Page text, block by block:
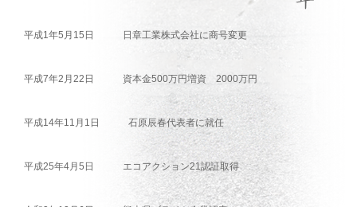
平成1年5月15日 日章工業株式会社に商号変更
平成7年2月22日 資本金500万円増資 2000万円
平成14年11月1日 石原辰春代表者に就任
平成25年4月5日 エコアクション21認証取得